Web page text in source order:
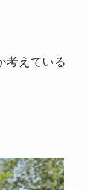
考えている